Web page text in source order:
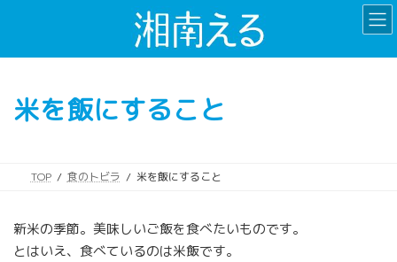
米を飯にすること
TOP 食のトビラ 米を飯にすること
新米の季節。美味しいご飯を食べたいものです。
とはいえ、食べているのは米飯です。